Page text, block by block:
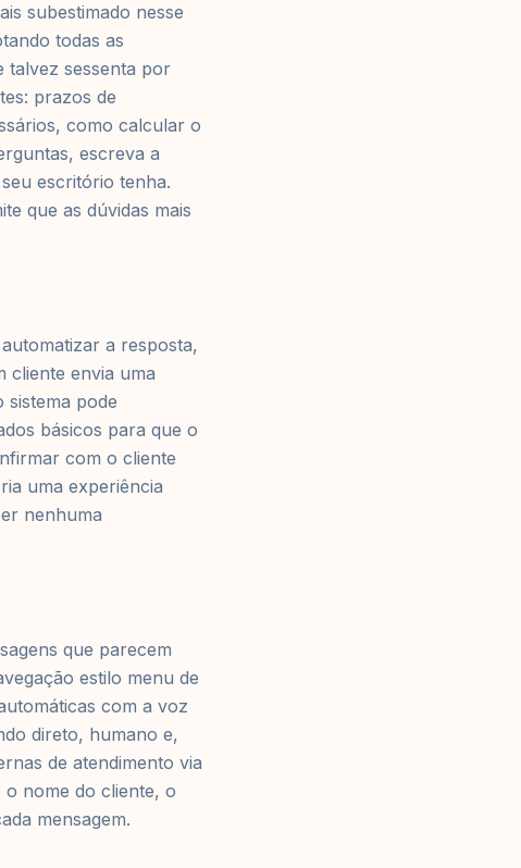
subestimado nesse
todas as
talvez sessenta por
prazos de
como calcular o
escreva a
escritório tenha.
que as dúvidas mais
a resposta,
cliente envia uma
pode
básicos para que o
com o cliente
uma experiência
nenhuma
que parecem
estilo menu de
com a voz
direto, humano e,
de atendimento via
o nome do cliente, o
mensagem.